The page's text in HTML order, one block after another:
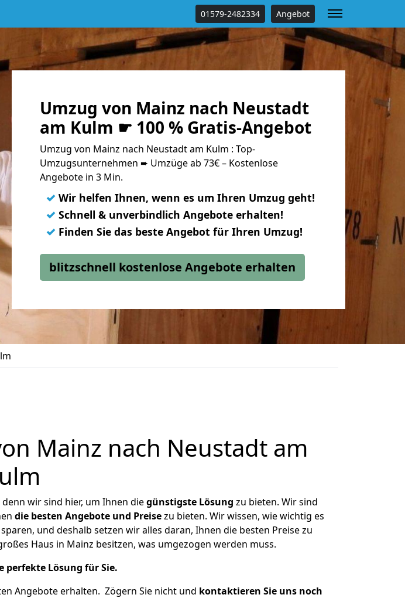
01579-2482334 Angebot
Umzug von Mainz nach Neustadt
am Kulm ☛ 100 % Gratis-Angebot
Umzug von Mainz nach Neustadt am Kulm : Top-
Umzugsunternehmen ➨ Umzüge ab 73€ – Kostenlose
Angebote in 3 Min.
✓ Wir helfen Ihnen, wenn es um Ihren Umzug geht!
✓ Schnell & unverbindlich Angebote erhalten!
✓ Finden Sie das beste Angebot für Ihren Umzug!
blitzschnell kostenlose Angebote erhalten
Mainz nach Neustadt am
wir sind hier, um Ihnen diegünstigste Lösung zu bieten. Wir sind
die besten Angebote und Preisezu bieten. Wir wissen, wie wichtig es
und deshalb setzen wir alles daran, Ihnen die besten Preise zu
Haus in Mainz besitzen, was umgezogen werden muss.
perfekte Lösung für Sie.
Angebote erhalten. Zögern Sie nicht und kontaktieren Sie uns noch